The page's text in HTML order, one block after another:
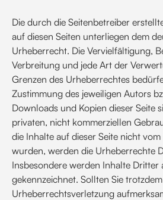
Die durch die Seitenbetreiber
auf diesen Seiten unterliegen dem
Urheberrecht. Die Vervielfältigung,
Verbreitung und jede Art der
Grenzen des Urheberrechtes
Zustimmung des jeweiligen Autors
Downloads und Kopien dieser Seite
privaten, nicht kommerziellen
die Inhalte auf dieser Seite nicht
wurden, werden die Urheberrechte
Insbesondere werden Inhalte Dritter
gekennzeichnet. Sollten Sie
Urheberrechtsverletzung